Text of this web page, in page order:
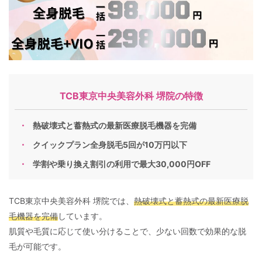
TCB東京中央美容外科 堺院の特徴
熱破壊式と蓄熱式の最新医療脱毛機器を完備
クイックプラン全身脱毛5回が10万円以下
学割や乗り換え割引の利用で最大30,000円OFF
TCB東京中央美容外科 堺院では、 熱破壊式と蓄熱式の最新医療脱
毛機器を完備しています。
肌質や毛質に応じて使い分けることで、少ない回数で効果的な脱
毛が可能です。